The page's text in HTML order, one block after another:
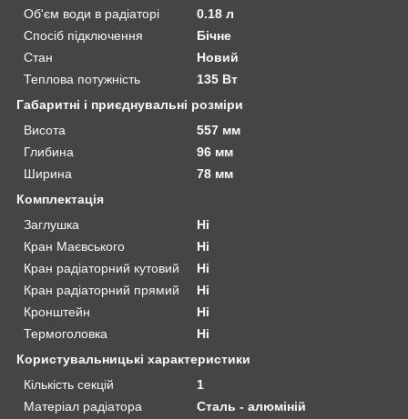
Об'єм води в радіаторі
0.18 л
Спосіб підключення
Бічне
Стан
Новий
Теплова потужність
135 Вт
Габаритні і приєднувальні розміри
Висота
557 мм
Глибина
96 мм
Ширина
78 мм
Комплектація
Заглушка
Ні
Кран Маєвського
Ні
Кран радіаторний кутовий
Ні
Кран радіаторний прямий
Ні
Кронштейн
Ні
Термоголовка
Ні
Користувальницькі характеристики
Кількість секцій
1
Матеріал радіатора
Сталь - алюміній